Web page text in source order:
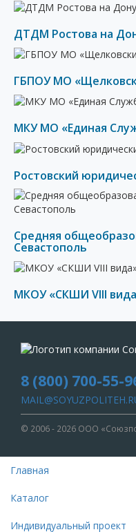
ДТДМ Ростова на
ГБПОУ МО
МКУ МО «Единая
Ростовский
Средняя
Севастополь
МКОУ «СКШИ VIII
8 (800) 700-55-
© 2006 - 2026 ООО
Главная
Каталог
Индивидуальный проект